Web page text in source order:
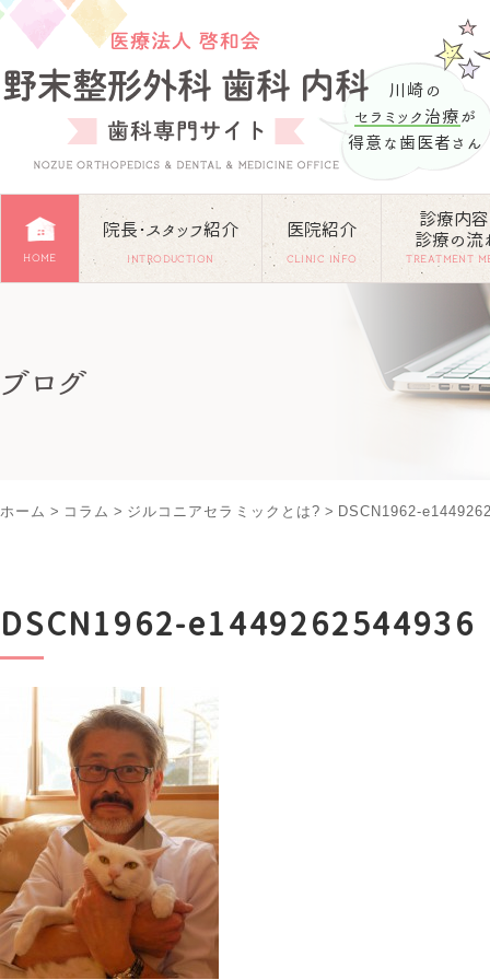
川崎の
セラミック治療 が
得意な歯医者さん
HOME
院長･スタッフ紹介
INTRODUCTION
医院紹介
CLINIC INFO
診療内
診療の流
TREATMENT
ブログ
ホーム > コラム > ジルコニアセラミックとは? > DSCN1962-
DSCN1962-e1449262544936